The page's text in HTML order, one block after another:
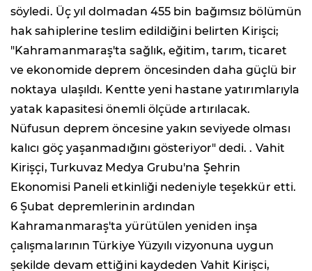
söyledi. Üç yıl dolmadan 455 bin bağımsız bölümün
hak sahiplerine teslim edildiğini belirten Kirişci;
"Kahramanmaraş'ta sağlık, eğitim, tarım, ticaret
ve ekonomide deprem öncesinden daha güçlü bir
noktaya ulaşıldı. Kentte yeni hastane yatırımlarıyla
yatak kapasitesi önemli ölçüde artırılacak.
Nüfusun deprem öncesine yakın seviyede olması
kalıcı göç yaşanmadığını gösteriyor" dedi. . Vahit
Kirişçi, Turkuvaz Medya Grubu'na Şehrin
Ekonomisi Paneli etkinliği nedeniyle teşekkür etti.
6 Şubat depremlerinin ardından
Kahramanmaraş'ta yürütülen yeniden inşa
çalışmalarının Türkiye Yüzyılı vizyonuna uygun
şekilde devam ettiğini kaydeden Vahit Kirişci,